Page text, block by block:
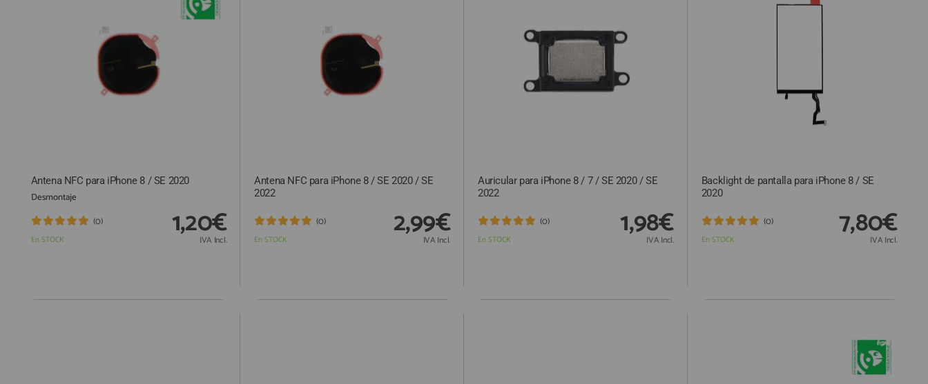
Antena NFC para iPhone 8 / SE 2020
Desmontaje
En STOCK
(0) 1,20€
IVA Incl.
Antena NFC para iPhone 8 / SE 2020 / SE
2022
En STOCK
(0) 2,99€
IVA Incl.
Auricular para iPhone 8 / 7 / SE 2020 / SE
2022
En STOCK
(0) 1,98€
IVA Incl.
Backlight de pantalla para iPhone 8 / SE
2020
En STOCK
(0) 7,80€
IVA Incl.